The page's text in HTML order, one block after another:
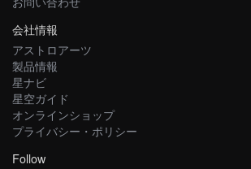
会社情報
アストロアーツ
製品情報
星ナビ
星空ガイド
オンラインショップ
プライバシー・ポリシー
Follow